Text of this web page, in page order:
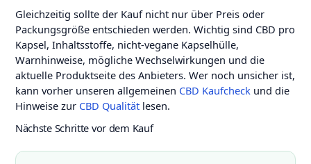
Gleichzeitig sollte der Kauf nicht nur über Preis oder
Packungsgröße entschieden werden. Wichtig sind CBD pro
Kapsel, Inhaltsstoffe, nicht-vegane Kapselhülle,
Warnhinweise, mögliche Wechselwirkungen und die
aktuelle Produktseite des Anbieters. Wer noch unsicher ist,
kann vorher unseren allgemeinen CBD Kaufcheckund die
Hinweise zur CBD Qualitätlesen.
Nächste Schritte vor dem Kauf